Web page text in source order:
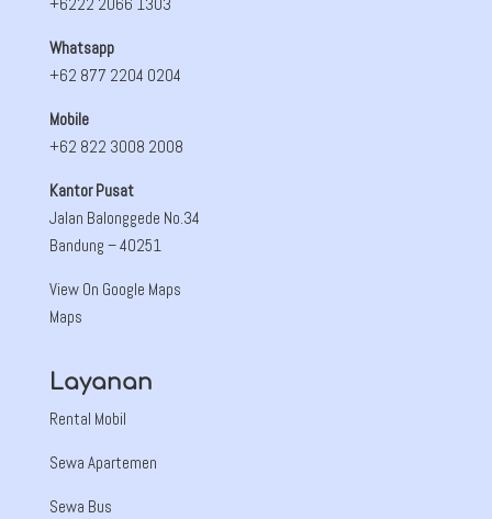
Whatsapp
+62 877 2204 0204
Mobile
+62 822 3008 2008
Kantor Pusat
Jalan Balonggede No.34
Bandung – 40251
View On Google Maps
Maps
Layanan
Rental Mobil
Sewa Apartemen
Sewa Bus